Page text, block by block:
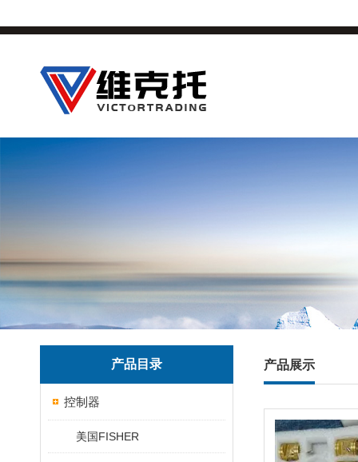
产品目录
控制器
美国FISHER
产品展示